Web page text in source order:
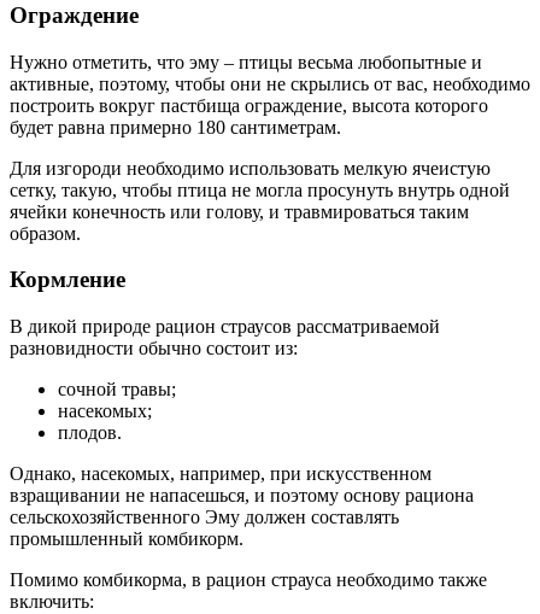
Ограждение
Нужно отметить, что эму – птицы весьма любопытные и
активные, поэтому, чтобы они не скрылись от вас, необходимо
построить вокруг пастбища ограждение, высота которого
будет равна примерно 180 сантиметрам.
Для изгороди необходимо использовать мелкую ячеистую
сетку, такую, чтобы птица не могла просунуть внутрь одной
ячейки конечность или голову, и травмироваться таким
образом.
Кормление
В дикой природе рацион страусов рассматриваемой
разновидности обычно состоит из:
сочной травы;
насекомых;
плодов.
Однако, насекомых, например, при искусственном
взращивании не напасешься, и поэтому основу рациона
сельскохозяйственного Эму должен составлять
промышленный комбикорм.
Помимо комбикорма, в рацион страуса необходимо также
включить: